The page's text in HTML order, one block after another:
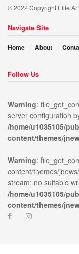
© 2022 Copyright Elite
Navigate Site
Home About
Follow Us
Warning:
server configuration
/home/u1035105/
content/themes/
Warning:
content/themes/
stream: no suitable
/home/u1035105/
content/themes/
inspirasi/
lib/theme-